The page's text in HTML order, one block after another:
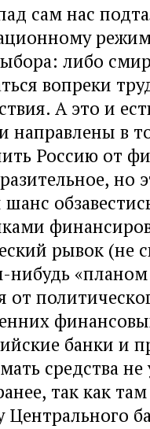
сам нас
либо
вопреки
А это и
направлены в
Россию от
, но
рывок (не
нибудь «
банки и
средства
, так как